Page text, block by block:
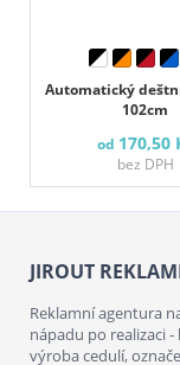
Automatický
102cm
od 170,50
bez DPH
JIROUT
Reklamní agentura
nápadu po realizaci
výroba cedulí,